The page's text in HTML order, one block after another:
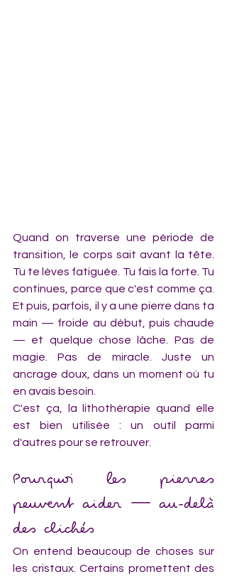
Quand on traverse une période de
transition, le corps sait avant la tête.
Tu te lèves fatiguée. Tu fais la forte. Tu
continues, parce que c'est comme ça.
Et puis, parfois, il y a une pierre dans ta
main — froide au début, puis chaude
— et quelque chose lâche. Pas de
magie. Pas de miracle. Juste un
ancrage doux, dans un moment où tu
en avais besoin.
C'est ça, la lithothérapie quand elle
est bien utilisée : un outil parmi
d'autres pour se retrouver.
Pourquoi les pierres
peuvent aider — au-delà
des clichés
On entend beaucoup de choses sur
les cristaux. Certains promettent des